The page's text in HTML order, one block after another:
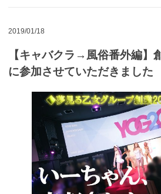
2019/01/18
【キャバクラ→風俗番外編】
に参加させていただきました